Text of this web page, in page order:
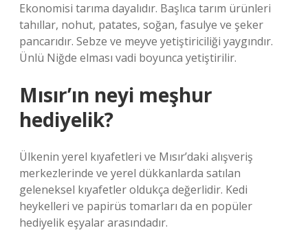
Ekonomisi tarıma dayalıdır. Başlıca tarım ürünleri
tahıllar, nohut, patates, soğan, fasulye ve şeker
pancarıdır. Sebze ve meyve yetiştiriciliği yaygındır.
Ünlü Niğde elması vadi boyunca yetiştirilir.
Mısır’ın neyi meşhur
hediyelik?
Ülkenin yerel kıyafetleri ve Mısır’daki alışveriş
merkezlerinde ve yerel dükkanlarda satılan
geleneksel kıyafetler oldukça değerlidir. Kedi
heykelleri ve papirüs tomarları da en popüler
hediyelik eşyalar arasındadır.